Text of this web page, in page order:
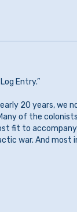
Entry.”
20 years, we
of the
fit to accompany
war. And